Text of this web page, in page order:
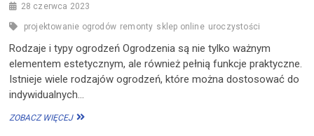
28 czerwca 2023
projektowanie ogrodów remonty sklep online uroczystości
Rodzaje i typy ogrodzeń Ogrodzenia są nie tylko ważnym
elementem estetycznym, ale również pełnią funkcje praktyczne.
Istnieje wiele rodzajów ogrodzeń, które można dostosować do
indywidualnych…
ZOBACZ WIĘCEJWYBÓR